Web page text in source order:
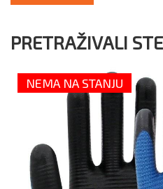
PRETRAŽIVALI STE
NEMA NA STANJU